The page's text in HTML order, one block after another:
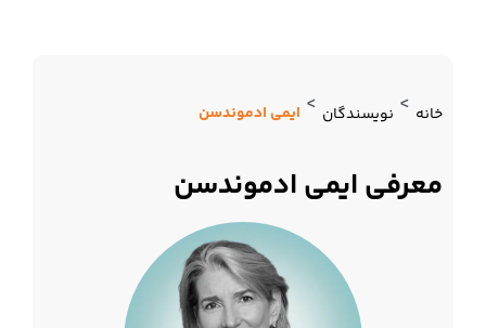
خانه > نویسندگان > ایمی ادموندسن
معرفی ایمی ادموندسن